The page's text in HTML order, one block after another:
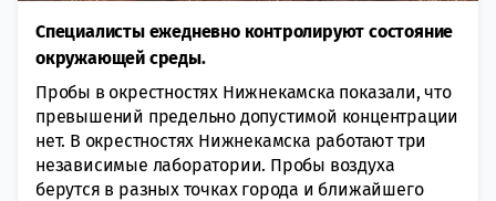
Специалисты ежедневно контролируют состояние
окружающей среды.
Пробы в окрестностях Нижнекамска показали, что
превышений предельно допустимой концентрации
нет. В окрестностях Нижнекамска работают три
независимые лаборатории. Пробы воздуха
берутся в разных точках города и ближайшего